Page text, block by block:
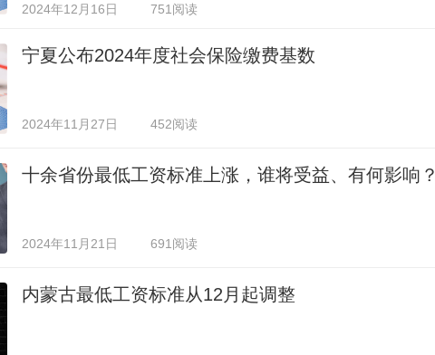
2024年12月16日 751阅读
宁夏公布2024年度社会保险缴费基数
2024年11月27日 452阅读
十余省份最低工资标准上涨，谁将受益、有何影响？
2024年11月21日 691阅读
内蒙古最低工资标准从12月起调整